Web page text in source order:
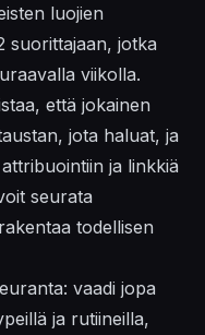
luojien
suorittajaan, jotka
viikolla.
että jokainen
jota haluat, ja
ja linkkiä
seurata
todellisen
vaadi jopa
ja rutiineilla,